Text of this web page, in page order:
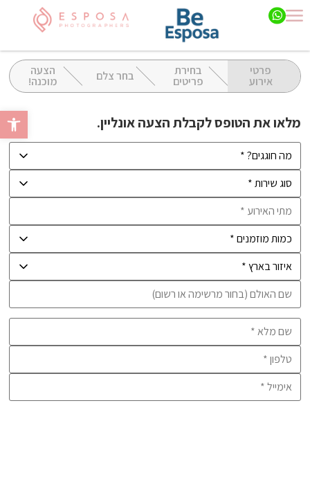
פתח
פרטי
אירוע
בחירת
פריטים בחר צלם הצעה
מוכנה!
מלאו את הטופס לקבלת הצעה אונליין.